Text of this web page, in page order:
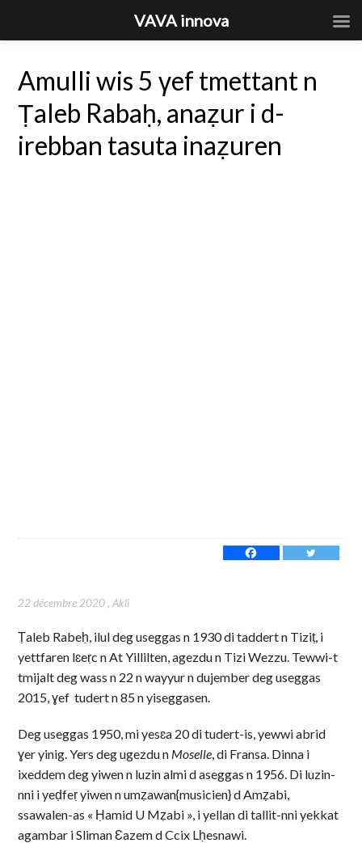
Amulli wis 5 γef tmettant n
Ṭaleb Rabaḥ, anaẓur i d-
irebban tasuta inaẓuren
22 décembre 2020,Akli
Ṭaleb Rabeḥ, ilul deg useggas n 1930 di taddert n Tiziṭ, i
yettfaren lɛeṛc n At Yillilten, agezdu n Tizi Wezzu. Tewwi-t
tmijalt deg wass n 22 n wayyur n dujember deg useggas
2015, ɣef tudert n 85 n yiseggasen.
Deg useggas 1950, mi yesɛa 20 di tudert-is, yewwi abrid
ɣer yinig. Yers deg ugezdu n Moselle, di Fransa. Dinna i
ixeddem deg yiwen n luzin almi d aseggas n 1956. Di luzin-
nni i yeḍfeṛ yiwen n umẓawan{musicien} d Amẓabi,
ssawalen-as « Ḥamid U Mẓabi », i yellan di tallit-nni yekkat
agambar i Sliman Ɛazem d Ccix Lḥesnawi.
VAVA innova